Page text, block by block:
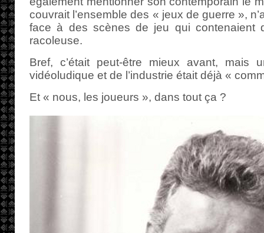
couvrait l’ensemble des « jeux de guerre »,
face à des scènes de jeu qui contenaient
racoleuse.
Bref, c’était peut-être mieux avant, mais
vidéoludique et de l’industrie était déjà «
Et « nous, les joueurs », dans tout ça ?